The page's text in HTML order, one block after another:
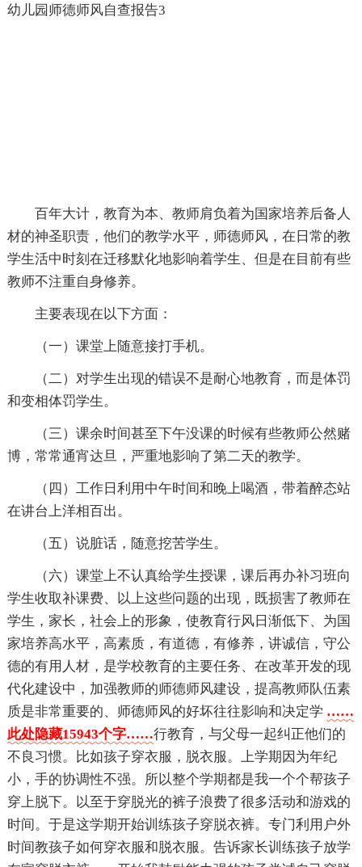
幼儿园师德师风自查报告3
百年大计，教育为本、教师肩负着为国家培养后备人
材的神圣职责，他们的教学水平，师德师风，在日常的教
学生活中时刻在迁移默化地影响着学生、但是在目前有些
教师不注重自身修养。
主要表现在以下方面：
（一）课堂上随意接打手机。
（二）对学生出现的错误不是耐心地教育，而是体罚
和变相体罚学生。
（三）课余时间甚至下午没课的时候有些教师公然赌
博，常常通宵达旦，严重地影响了第二天的教学。
（四）工作日利用中午时间和晚上喝酒，带着醉态站
在讲台上洋相百出。
（五）说脏话，随意挖苦学生。
（六）课堂上不认真给学生授课，课后再办补习班向
学生收取补课费、以上这些问题的出现，既损害了教师在
学生，家长，社会上的形象，使教育行风日渐低下、为国
家培养高水平，高素质，有道德，有修养，讲诚信，守公
德的有用人材，是学校教育的主要任务、在改革开发的现
代化建设中，加强教师的师德师风建设，提高教师队伍素
质是非常重要的、师德师风的好坏往往影响和决定学 ……
此处隐藏15943个字……行教育，与父母一起纠正他们的
不良习惯。比如孩子穿衣服，脱衣服。上学期因为年纪
小，手的协调性不强。所以整个学期都是我一个个帮孩子
穿上脱下。以至于穿脱光的裤子浪费了很多活动和游戏的
时间。于是这学期开始训练孩子穿脱衣裤。专门利用户外
时间教孩子如何穿衣服和脱衣服。告诉家长训练孩子放学